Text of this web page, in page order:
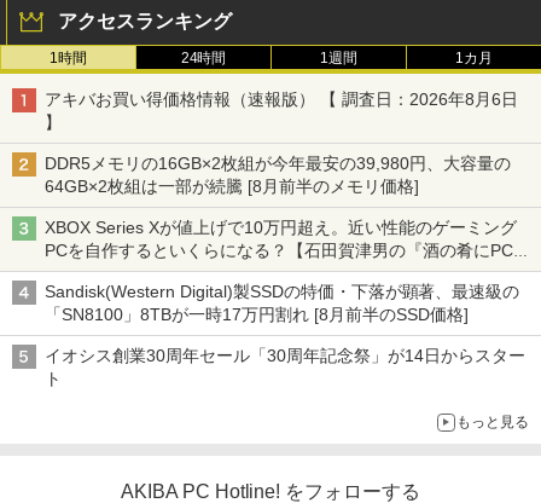
アクセスランキング
1時間 24時間 1週間 1カ月
アキバお買い得価格情報（速報版） 【 調査日：2026年8月6日
】
DDR5メモリの16GB×2枚組が今年最安の39,980円、大容量の
64GB×2枚組は一部が続騰 [8月前半のメモリ価格]
XBOX Series Xが値上げで10万円超え。近い性能のゲーミング
PCを自作するといくらになる？【石田賀津男の『酒の肴にPCゲ
ーム』】
Sandisk(Western Digital)製SSDの特価・下落が顕著、最速級の
「SN8100」8TBが一時17万円割れ [8月前半のSSD価格]
イオシス創業30周年セール「30周年記念祭」が14日からスター
ト
もっと見る
AKIBA PC Hotline! をフォローする